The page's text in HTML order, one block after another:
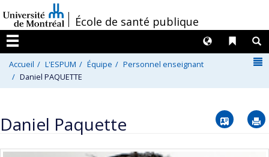
au
contenu
/École de santé publique
Menu
Liens
Langues
Accueil L'ESPUM Équipe
Personnel enseignant
Daniel PAQUETTE
Daniel Paquette Vcard